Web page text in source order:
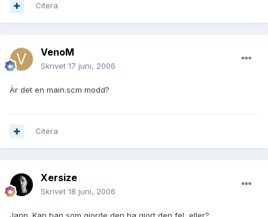
Citera
VenoM
Skrivet 17 juni, 2006
Är det en main.scm modd?
Citera
Xersize
Skrivet 18 juni, 2006